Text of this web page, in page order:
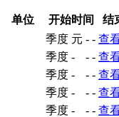
单位 开始时间
结
季度 元 - - 查
季度 - - - 查
季度 - - - 查
季度 - - - 查
季度 - - - 查